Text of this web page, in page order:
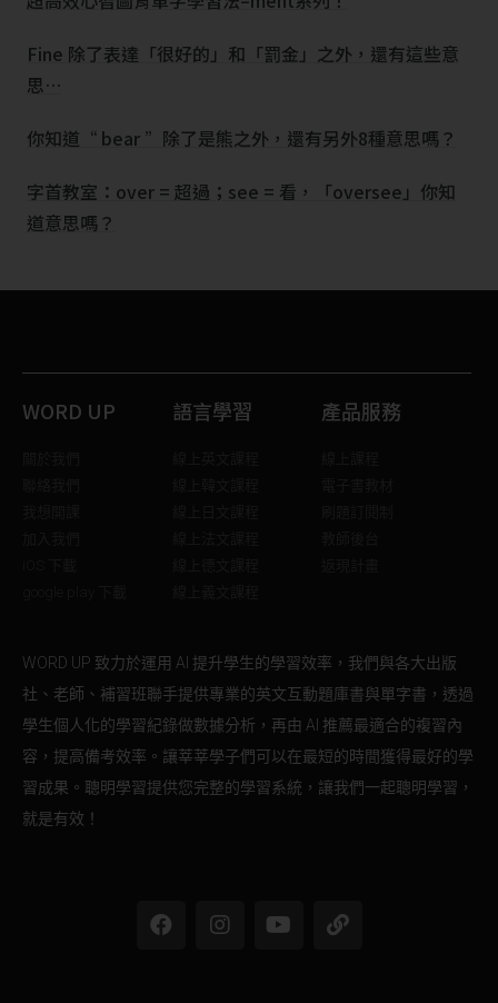
Fine 除了表達「很好的」和「罰金」之外，還有這些意
思…
你知道“ bear ”除了是熊之外，還有另外8種意思嗎？
字首教室：over = 超過；see = 看，「oversee」你知
道意思嗎？
WORD UP 語言學習 產品服務
WORD UP 致力於運用 AI 提升學生的學習效率，我們與各大出版
社、老師、補習班聯手提供專業的英文互動題庫書與單字書，透過
學生個人化的學習紀錄做數據分析，再由 AI 推薦最適合的複習內
容，提高備考效率。讓莘莘學子們可以在最短的時間獲得最好的學
習成果。聰明學習提供您完整的學習系統，讓我們一起聰明學習，
就是有效！